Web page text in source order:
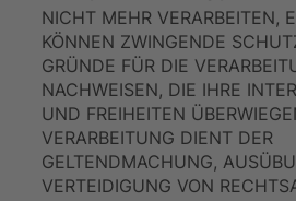
NICHT MEHR VERARBEITEN,
KÖNNEN ZWINGENDE
GRÜNDE FÜR DIE
NACHWEISEN, DIE IHRE
UND FREIHEITEN
VERARBEITUNG DIENT DER
GELTENDMACHUNG,
VERTEIDIGUNG VON